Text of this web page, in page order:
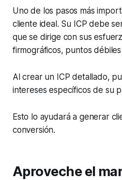
Uno de los pasos más
cliente ideal. Su ICP debe
que se dirige con sus
firmográficos, puntos
Al crear un ICP detallado,
intereses específicos de su
Esto lo ayudará a generar
conversión.
Aproveche el